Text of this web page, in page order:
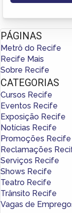
PÁGINAS
Metrô do Recife
Recife Mais
Sobre Recife
CATEGORIAS
Cursos Recife
Eventos Recife
Exposição Recife
Notícias Recife
Promoções Recife
Reclamações
Serviços Recife
Shows Recife
Teatro Recife
Trânsito Recife
Vagas de